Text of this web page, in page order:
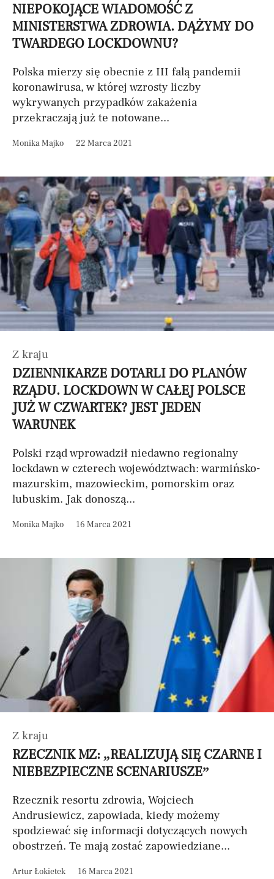
NIEPOKOJĄCE WIADOMOŚĆ Z
MINISTERSTWA ZDROWIA. DĄŻYMY DO
TWARDEGO LOCKDOWNU?
Polska mierzy się obecnie z III falą pandemii
koronawirusa, w której wzrosty liczby
wykrywanych przypadków zakażenia
przekraczają już te notowane...
Monika Majko 22 Marca 2021
Z kraju
DZIENNIKARZE DOTARLI DO PLANÓW
RZĄDU. LOCKDOWN W CAŁEJ POLSCE
JUŻ W CZWARTEK? JEST JEDEN
WARUNEK
Polski rząd wprowadził niedawno regionalny
lockdawn w czterech województwach: warmińsko-
mazurskim, mazowieckim, pomorskim oraz
lubuskim. Jak donoszą...
Monika Majko 16 Marca 2021
Z kraju
RZECZNIK MZ: „REALIZUJĄ SIĘ CZARNE I
NIEBEZPIECZNE SCENARIUSZE”
Rzecznik resortu zdrowia, Wojciech
Andrusiewicz, zapowiada, kiedy możemy
spodziewać się informacji dotyczących nowych
obostrzeń. Te mają zostać zapowiedziane...
Artur Łokietek 16 Marca 2021